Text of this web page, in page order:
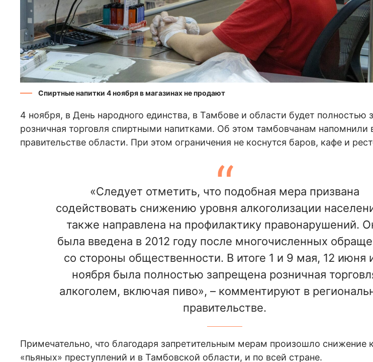
Спиртные напитки 4 ноября в магазинах не продают
4 ноября, в День народного единства, в Тамбове и области будет полностью
розничная торговля спиртными напитками. Об этом тамбовчанам напомнили
правительстве области. При этом ограничения не коснутся баров, кафе и
«Следует отметить, что подобная мера призвана
содействовать снижению уровня алкоголизации
также направлена на профилактику правонарушений.
была введена в 2012 году после многочисленных
со стороны общественности. В итоге 1 и 9 мая, 12 июня
ноября была полностью запрещена розничная
алкоголем, включая пиво», – комментируют в
правительстве.
Примечательно, что благодаря запретительным мерам произошло снижение
«пьяных» преступлений и в Тамбовской области, и по всей стране.